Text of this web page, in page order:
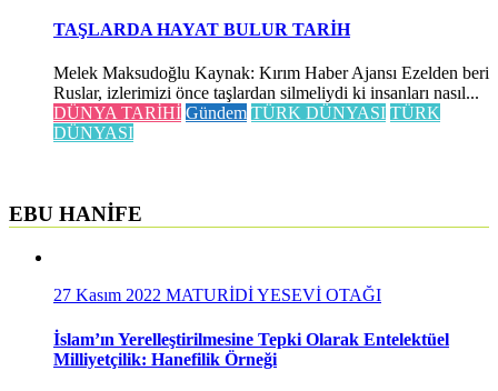
TAŞLARDA HAYAT BULUR TARİH
Melek Maksudoğlu Kaynak: Kırım Haber Ajansı Ezelden beri
Ruslar, izlerimizi önce taşlardan silmeliydi ki insanları nasıl...
DÜNYA TARİHİ Gündem TÜRK DÜNYASI TÜRK
DÜNYASI
EBU HANİFE
27 Kasım 2022 MATURİDİ YESEVİ OTAĞI
İslam’ın Yerelleştirilmesine Tepki Olarak Entelektüel
Milliyetçilik: Hanefilik Örneği